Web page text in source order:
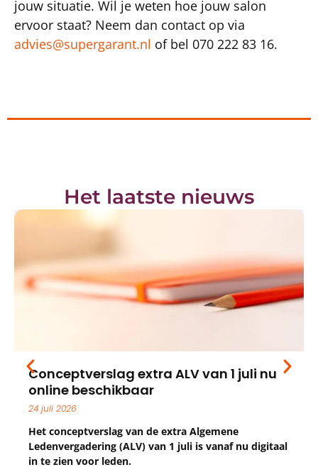
jouw situatie. Wil je weten hoe jouw salon
ervoor staat? Neem dan contact op via
advies@supergarant.nl of bel 070 222 83 16.
Het laatste nieuws
Conceptverslag extra ALV van 1 juli nu
online beschikbaar
24 juli 2026
Het conceptverslag van de extra Algemene
Ledenvergadering (ALV) van 1 juli is vanaf nu digitaal
in te zien voor leden.